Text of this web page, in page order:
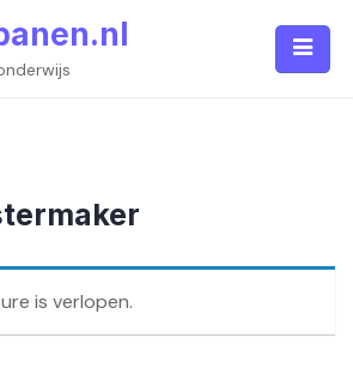
is verlopen.